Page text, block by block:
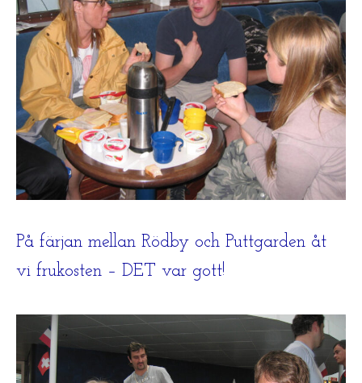
På färjan mellan Rödby och Puttgarden åt
vi frukosten – DET var gott!